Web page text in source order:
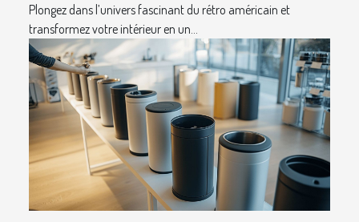
Plongez dans l’univers fascinant du rétro américain et
transformez votre intérieur en un...